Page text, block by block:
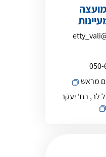
050-
מראש
לב, רח' יעקב